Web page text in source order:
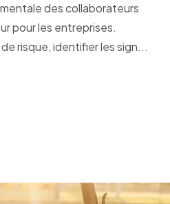
des collaborateurs
pour les entreprises.
risque, identifier les sign...